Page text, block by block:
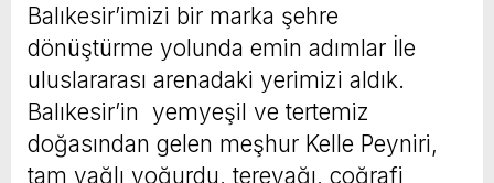
Balıkesir’imizi bir marka şehre
dönüştürme yolunda emin adımlar İle
uluslararası arenadaki yerimizi aldık.
Balıkesir’in yemyeşil ve tertemiz
doğasından gelen meşhur Kelle Peyniri,
tam yağlı yoğurdu, tereyağı, coğrafi